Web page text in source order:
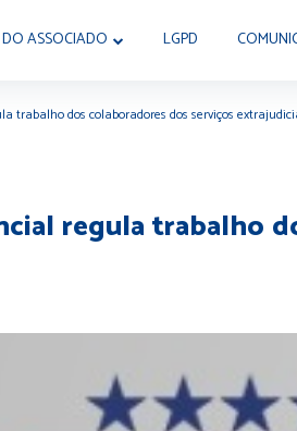
ASSOCIADO LGPD
trabalho dos colaboradores dos serviços
regula trabalho